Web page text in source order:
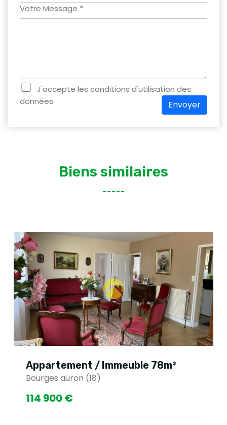
Votre Message *
J'accepte les conditions d'utilisation des
données
Envoyer
Biens similaires
Appartement / Immeuble 78m²
Bourges auron (18)
114 900 €